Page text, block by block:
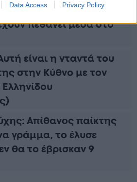
Data Access Privacy Policy
33 διάσημοι
πεθάνει μέσα στο
είναι η νταντά του
στην Κύθνο με τον
Ελληνίδου
Απίθανος παίκτης
γράμμα, το έλυσε
θα το έβρισκαν 9